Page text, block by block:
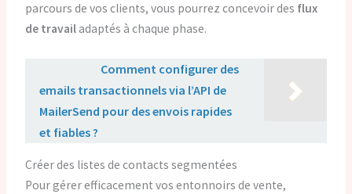
parcours de vos clients, vous pourrez concevoir des flux
de travailadaptés à chaque phase.
Comment configurer des
emails transactionnels via l’API de
MailerSend pour des envois rapides
et fiables ?
Créer des listes de contacts segmentées
Pour gérer efficacement vos entonnoirs de vente,